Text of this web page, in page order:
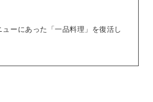
ューにあった「一品料理」を復活し